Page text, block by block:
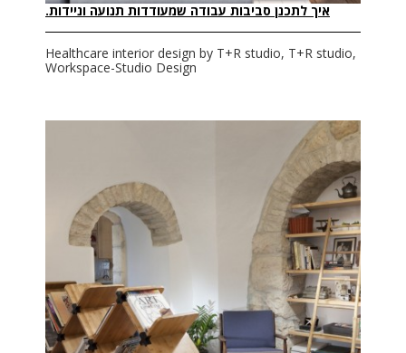
Healthcare interior design by T+R studio, T+R studio,
Workspace-Studio Design
איך לתכנן סביבות עבודה שמעודדות תנועה וניידות.